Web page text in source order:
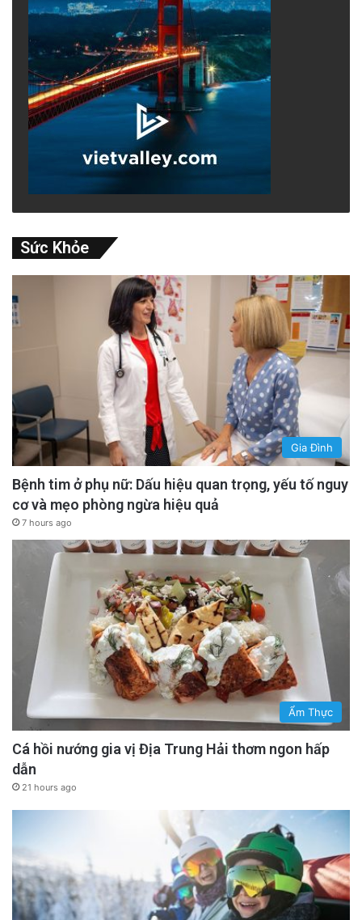
Sức Khỏe
Gia Đình
Bệnh tim ở phụ nữ: Dấu hiệu quan trọng, yếu tố nguy
cơ và mẹo phòng ngừa hiệu quả
7 hours ago
Ẩm Thực
Cá hồi nướng gia vị Địa Trung Hải thơm ngon hấp
dẫn
21 hours ago